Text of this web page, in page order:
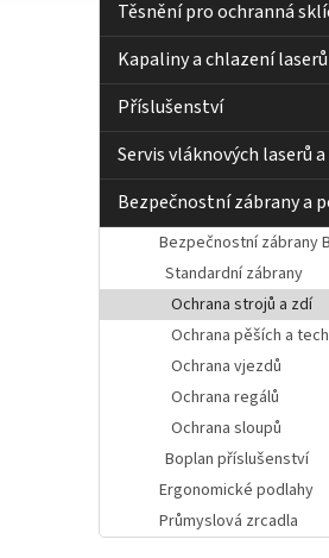
n
l
Těsnění pro ochranná
Kapaliny a chlazení laserů
Příslušenství
Servis vláknových laserů
Bezpečnostní zábrany a
Bezpečnostní zábrany
Standardní zábrany
Ochrana strojů a zdí
Ochrana pěších a
Ochrana vjezdů
Ochrana regálů
Ochrana sloupů
Boplan příslušenství
Ergonomické podlahy
Průmyslová zrcadla